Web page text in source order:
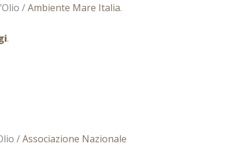
/Ambiente Mare Italia.
.
/Associazione Nazionale